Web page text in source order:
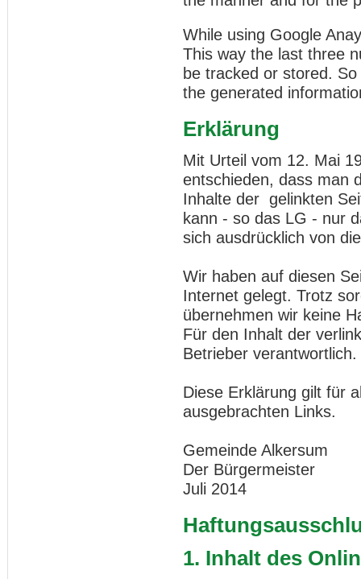
While using Google
This way the last three
be tracked or stored.
the generated
Erklärung
Mit Urteil vom 12. Mai
entschieden, dass man
Inhalte der gelinkten
kann - so das LG - nur
sich ausdrücklich von
Wir haben auf diesen
Internet gelegt. Trotz
übernehmen wir keine
Für den Inhalt der
Betrieber verantwortlich.
Diese Erklärung gilt für
ausgebrachten Links.
Gemeinde Alkersum
Der Bürgermeister
Juli 2014
1. Inhalt des